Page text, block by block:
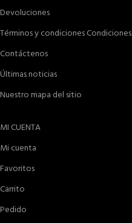
Devoluciones
Términos y condiciones Condiciones
Contáctenos
Últimas noticias
Nuestro mapa del sitio
MI CUENTA
Mi cuenta
Favoritos
Carrito
Pedido